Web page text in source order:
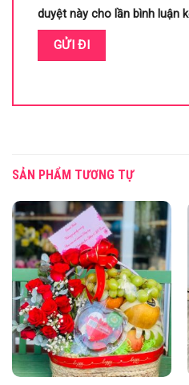
duyệt này cho lần bình luận
SẢN PHẨM TƯƠNG TỰ